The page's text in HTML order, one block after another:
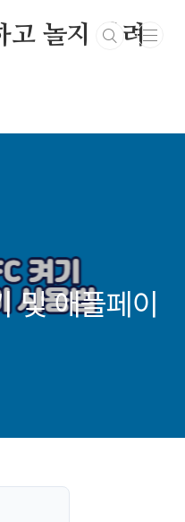
고 놀지 알려
및 애플페이